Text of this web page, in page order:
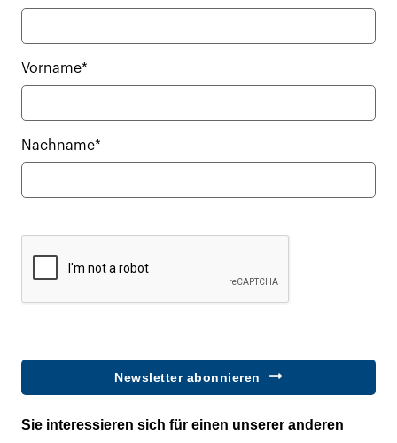
Vorname*
Nachname*
Newsletter abonnieren
Sie interessieren sich für einen unserer anderen